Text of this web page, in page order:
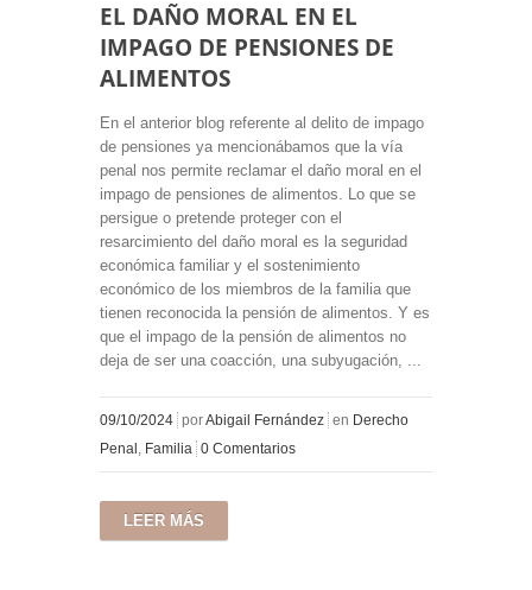
EL DAÑO MORAL EN EL
IMPAGO DE PENSIONES DE
ALIMENTOS
En el anterior blog referente al delito de impago
de pensiones ya mencionábamos que la vía
penal nos permite reclamar el daño moral en el
impago de pensiones de alimentos. Lo que se
persigue o pretende proteger con el
resarcimiento del daño moral es la seguridad
económica familiar y el sostenimiento
económico de los miembros de la familia que
tienen reconocida la pensión de alimentos. Y es
que el impago de la pensión de alimentos no
deja de ser una coacción, una subyugación, ...
09/10/2024 porAbigail Fernández en Derecho
Penal , Familia 0 Comentarios
LEER MÁS